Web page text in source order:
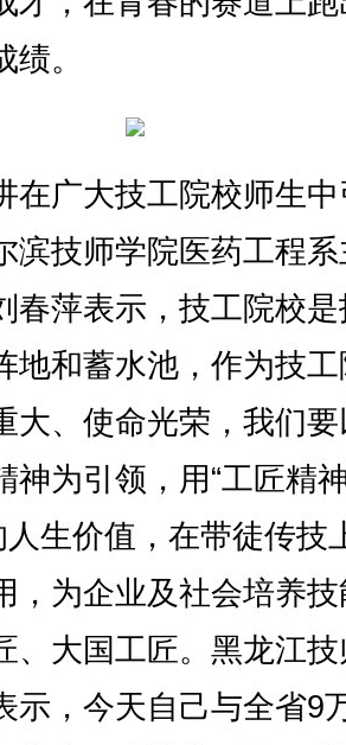
。
广大技工院校师生中
滨技师学院医药工程
春萍表示，技工院校
地和蓄水池，作为技
大、使命光荣，我们
神为引领，用“工匠精
人生价值，在带徒传技
，为企业及社会培养
、大国工匠。黑龙江
示，今天自己与全省9